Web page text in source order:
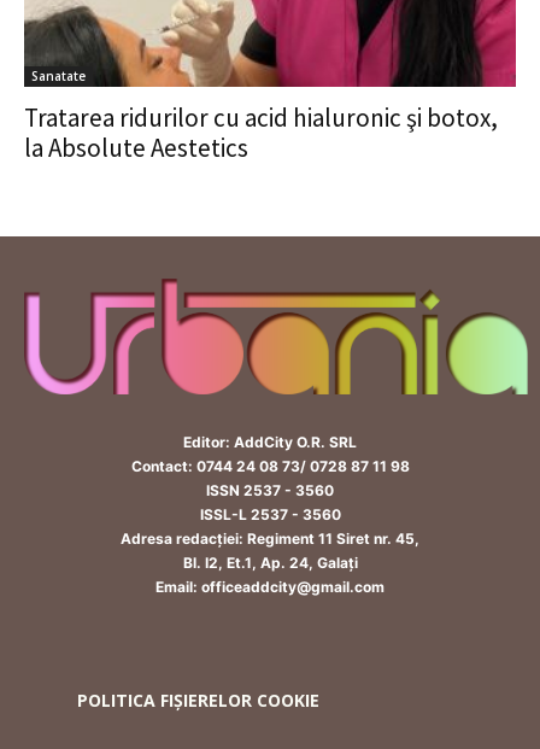
Sanatate
Tratarea ridurilor cu acid hialuronic şi botox,
la Absolute Aestetics
Editor: AddCity O.R. SRL
Contact: 0744 24 08 73/ 0728 87 11 98
ISSN 2537 - 3560
ISSL-L 2537 - 3560
Adresa redacției: Regiment 11 Siret nr. 45,
Bl. I2, Et.1, Ap. 24, Galați
Email: officeaddcity@gmail.com
POLITICA FIȘIERELOR COOKIE